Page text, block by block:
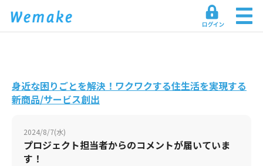
身近な困りごとを解決！ワクワクする住生活を実現する
新商品/サービス創出
2024/8/7(水)
プロジェクト担当者からのコメントが届いていま
す！